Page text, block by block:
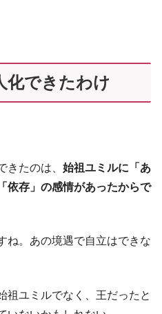
化できたわけ
きたのは、 始祖ユミルに「あ
依存」の感情があったからで
ね。あの境遇で自立はできな
祖ユミルでなく、王だったと